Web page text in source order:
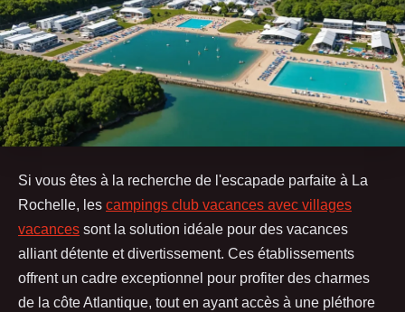
Si vous êtes à la recherche de l'escapade parfaite à La
Rochelle, les campings club vacances avec villages
vacances sont la solution idéale pour des vacances
alliant détente et divertissement. Ces établissements
offrent un cadre exceptionnel pour profiter des charmes
de la côte Atlantique, tout en ayant accès à une pléthore